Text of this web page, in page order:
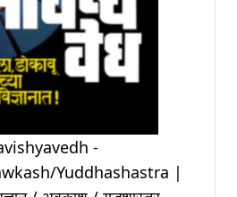
-
Yuddhashastra |